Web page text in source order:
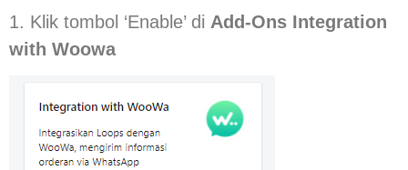
1. Klik tombol ‘Enable’ di Add-Ons Integration
with Woowa